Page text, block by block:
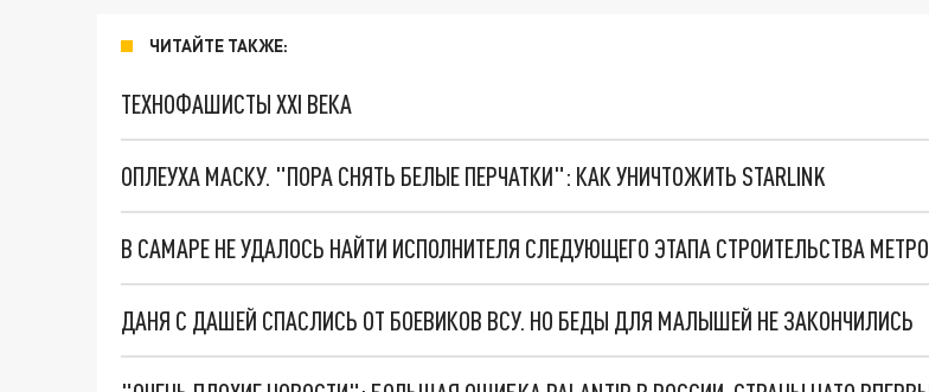
ЧИТАЙТЕ ТАКЖЕ:
ТЕХНОФАШИСТЫ XXI ВЕКА
ОПЛЕУХА МАСКУ. "ПОРА СНЯТЬ БЕЛЫЕ ПЕРЧАТКИ": КАК УНИЧТОЖИТЬ STARLINK
В САМАРЕ НЕ УДАЛОСЬ НАЙТИ ИСПОЛНИТЕЛЯ СЛЕДУЮЩЕГО ЭТАПА СТРОИТЕЛЬСТВА МЕТРО
ДАНЯ С ДАШЕЙ СПАСЛИСЬ ОТ БОЕВИКОВ ВСУ. НО БЕДЫ ДЛЯ МАЛЫШЕЙ НЕ ЗАКОНЧИЛИСЬ